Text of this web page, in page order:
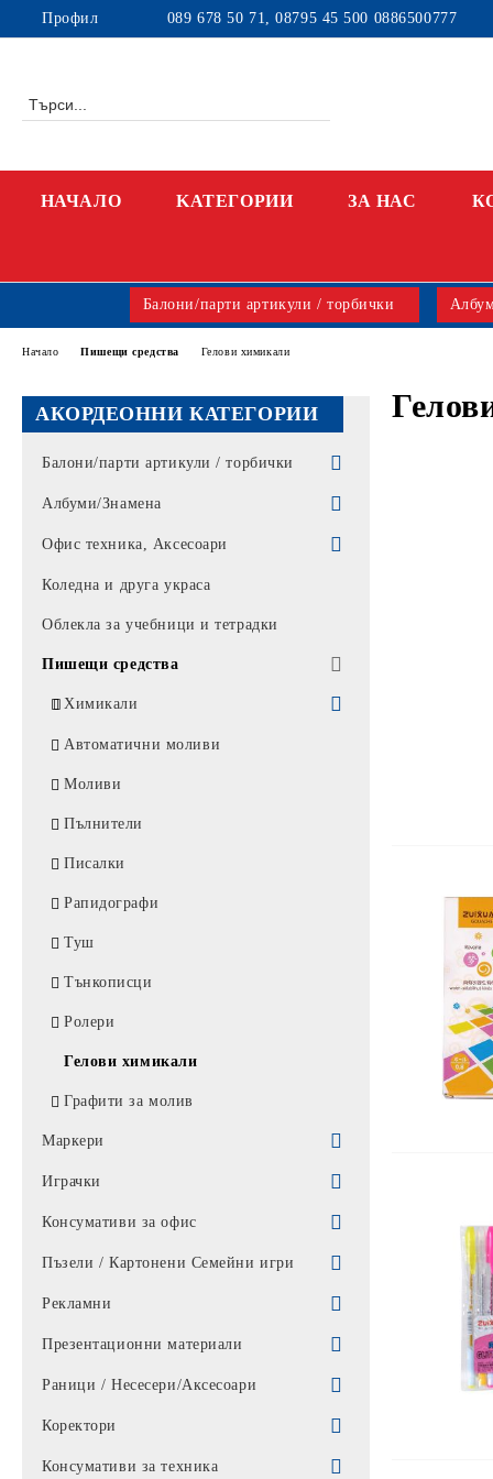
Профил 089 678 50 71, 08795 45 500 0886500777
НАЧАЛО KАТЕГОРИИ ЗА НАС
Балони/парти артикули / торбички
АКОРДЕОННИ КАТЕГОРИИ
Балони/парти артикули / торбички
Парти артикули
Балони
Торбички
Албуми/Знамена
Знамена
Албуми
Офис техника, Аксесоари
Батерии / Слушалки / Мишки /
Коледна и друга украса
Облекла за учебници и тетрадки
Пишещи средства
Химикали
UNIVERSAL
АЙХАО
Комплекти химикали
MIX
КЛАРО
BIC
Химикали PENSAN / АРК
Автоматични моливи
Моливи
Пълнители
Писалки
Рапидографи
Туш
Тънкописци
Ролери
Гелови химикали
Графити за молив
Маркери
Перманентни маркери
Лакови маркер
Маркери за бяла дъска
Маркер за СД
Текстмаркери
Играчки
филмови герои
Комплекти
Движещи с батерии
Детски
Кукли детски
Движещи
Консумативи за офис
Кутии за дискове
Почистващи препарати за офис
Пъзели / Картонени Семейни игри
Пъзели
Картонени Семейни игри
Рекламни
Визитници рекламни
Шапки
Часовници
ДРУГИ
Презентационни материали
Баджове
Фолиа за ламиниране
Комбинирани дъски
Раници / Несесери/Аксесоари
Шишета за вода
Несесери за училище
Коректори
Коректор лента
Консумативи за техника
Начало Пишещи средства Гелови химикали